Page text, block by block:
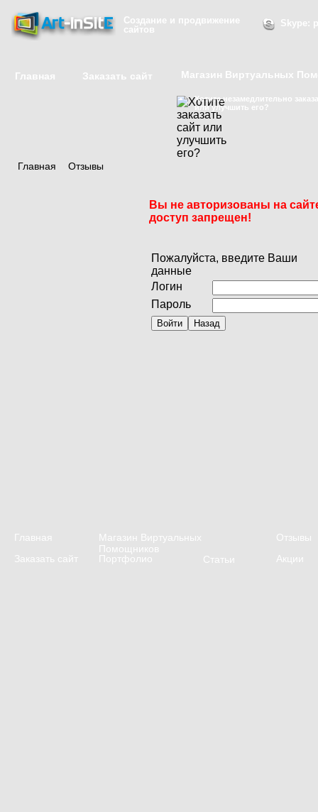
Создание и продвижение
сайтов
Skype:
Главная Заказать сайт Магазин Виртуальных
Хотите незамедлительно
или улучшить его?
Главная Отзывы
Вы не авторизованы на
доступ запрещен!
Пожалуйста, введите Ваши
данные
Логин
Пароль
Главная
Магазин Виртуальных
Помощников
Отзывы
Заказать сайт
Портфолио Акции
Статьи